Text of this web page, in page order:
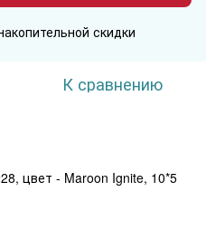
скидки
К сравнению
цвет - Maroon Ignite, 10*5